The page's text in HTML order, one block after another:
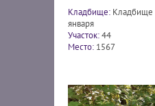
Кладбище: Кладбище
января
Участок:44
Место: 1567